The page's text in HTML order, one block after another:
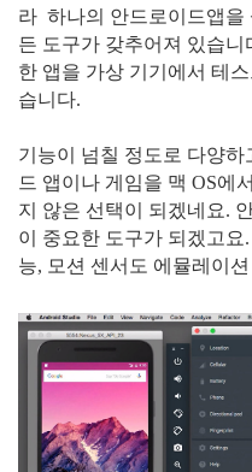
라 하나의 안드로이드앱을
든 도구가 갖추어져 있습
한 앱을 가상 기기에서 테
습니다.
기능이 넘칠 정도로 다양하
드 앱이나 게임을 맥 OS에
지 않은 선택이 되겠네요.
이 중요한 도구가 되겠고요.
능, 모션 센서도 에뮬레이